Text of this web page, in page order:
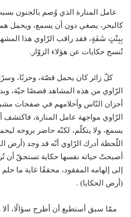
عامل المنارة الذي وُصم بالجنون
كالبحر، يصغي دون أن يسمع، ويحمل
بِبِنْتٍ شَفَةٍ، فقد راقب الرّاوي هذا
تُنسج حكايات عن هؤلاء الزوّار .
كلّ زائر كان يحمل قصّة، وحزنًا، وسرًا
الرّاوي من هذه المشاهد قصصًا حيّة،
أحزان النّاس وأحلامهم في صفحات
الرّاوي مواجهة عامل المنارة، فاكتشف
يسمع، ولا يتكلّم، لكنّه حاضر بروحه
اللّحظة أدرك الرّاوي أنّه قد وجد ( أرض
أصبحتْ حياته نفسها حكاية تستحقّ أن
إلى إلهامه المفقود، محققًا غاية ما حلم
( أرض الحكايا) .
ممّا سبق أستطيع أن أطرح سؤالًا، ألا